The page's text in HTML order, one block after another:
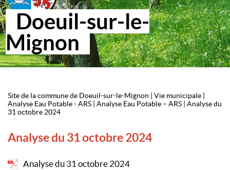
Doeuil-sur-le-
Mignon
Site de la commune de Doeuil-sur-le-Mignon Vie municipale
Analyse Eau Potable - ARS
Analyse Eau Potable – ARS
Analyse du
31 octobre 2024
Analyse du 31 octobre 2024
Analyse du 31 octobre 2024